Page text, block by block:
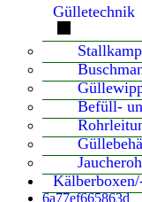
Gülletechnik
Stallkamp
Befüll-
6a77ef665863d